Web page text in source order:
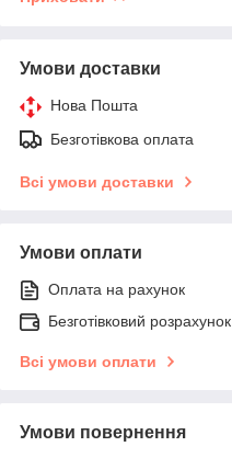
Умови доставки
Нова Пошта
Безготівкова оплата
Всі умови доставки
Умови оплати
Оплата на рахунок
Безготівковий розрахунок
Всі умови оплати
Умови повернення